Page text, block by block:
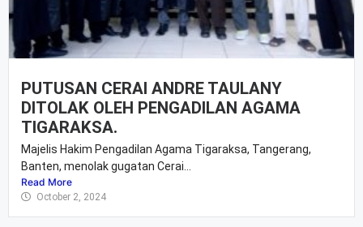
PUTUSAN CERAI ANDRE TAULANY
DITOLAK OLEH PENGADILAN AGAMA
TIGARAKSA.
Majelis Hakim Pengadilan Agama Tigaraksa, Tangerang,
Banten, menolak gugatan Cerai...
Read More
October 2, 2024